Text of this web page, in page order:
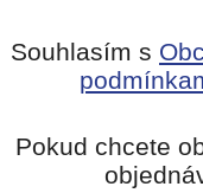
Souhlasím s
Pokud chcete